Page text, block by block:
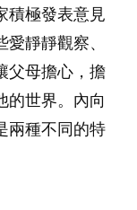
積極發表意見
靜靜觀察、
父母擔心，擔
的世界。內向
兩種不同的特
事情不如你所
單，卻也不
姻的真相！...
這裡一次過集
段路讓我們
到底誰是誰
的迷思～...
功課測驗，還
中雜項要
。可惜，有
自己的情緒